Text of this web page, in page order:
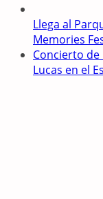
Llega al
Memories
Concierto de
Lucas en el